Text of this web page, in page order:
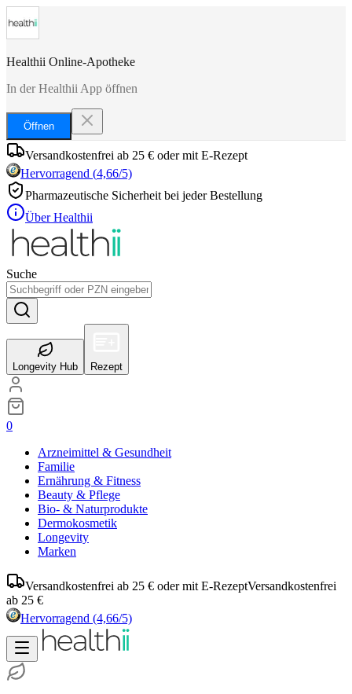
Healthii Online-Apotheke
In der Healthii App öffnen
Öffnen
Versandkostenfrei ab 25 € oder mit E-Rezept
Hervorragend (4,66/5)
Pharmazeutische Sicherheit bei jeder Bestellung
Über Healthii
Suche
Longevity Hub Rezept
0
Arzneimittel & Gesundheit
Familie
Ernährung & Fitness
Beauty & Pflege
Bio- & Naturprodukte
Dermokosmetik
Longevity
Marken
Versandkostenfrei ab 25 € oder mit E-RezeptVersandkostenfrei
ab 25 €
Hervorragend (4,66/5)